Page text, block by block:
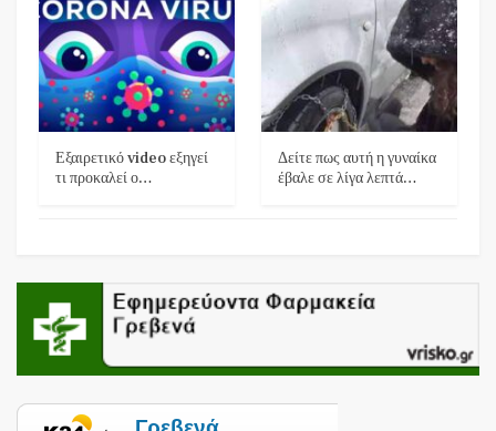
Εξαιρετικό video εξηγεί
τι προκαλεί ο…
Δείτε πως αυτή η γυναίκα
έβαλε σε λίγα λεπτά…